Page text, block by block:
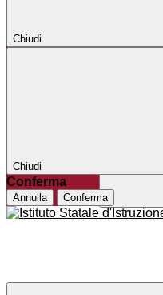
Chiudi
Chiudi
Conferma
Annulla Conferma